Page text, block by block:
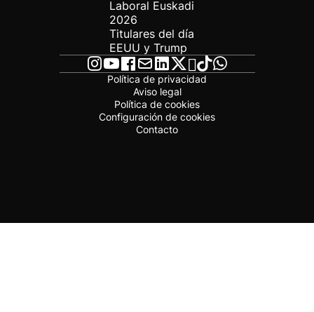
Laboral Euskadi
2026
Titulares del día
EEUU y Trump
Política de privacidad
Aviso legal
Política de cookies
Configuración de cookies
Contacto